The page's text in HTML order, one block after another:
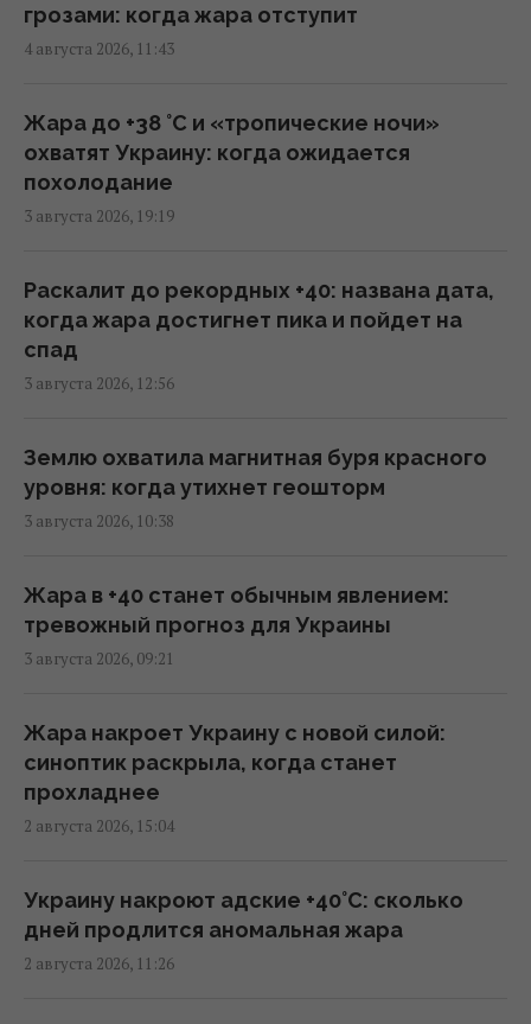
Украина становится для Европы важнее,
14:14 среда, 05 августа 2026
Трамп отказался передать Украине
ракеты для Patriot, – FT
Несмотря на сомнения Трампа: США
продолжают переговоры с Украиной по
Patriot, - Reuters
Дроны поразили крупный склад
Wildberries в Тульской области: вспыхнул
09:45 среда, 05 августа 2026
Возле гольф-клуба Трампа задержали
записками", – Politico
09:01 среда, 05 августа 2026
На Дунае из-за засухи из-под воды
боеприпасами
08:20 среда, 05 августа 2026
грозами: когда жара отступит
4 августа 2026, 11:43
Жара до +38 °С и «тропические ночи»
охватят Украину: когда ожидается
похолодание
3 августа 2026, 19:19
Раскалит до рекордных +40: названа дата,
когда жара достигнет пика и пойдет на
спад
3 августа 2026, 12:56
Землю охватила магнитная буря красного
уровня: когда утихнет геошторм
3 августа 2026, 10:38
Жара в +40 станет обычным явлением:
тревожный прогноз для Украины
3 августа 2026, 09:21
Жара накроет Украину с новой силой:
синоптик раскрыла, когда станет
прохладнее
2 августа 2026, 15:04
Украину накроют адские +40°C: сколько
дней продлится аномальная жара
2 августа 2026, 11:26